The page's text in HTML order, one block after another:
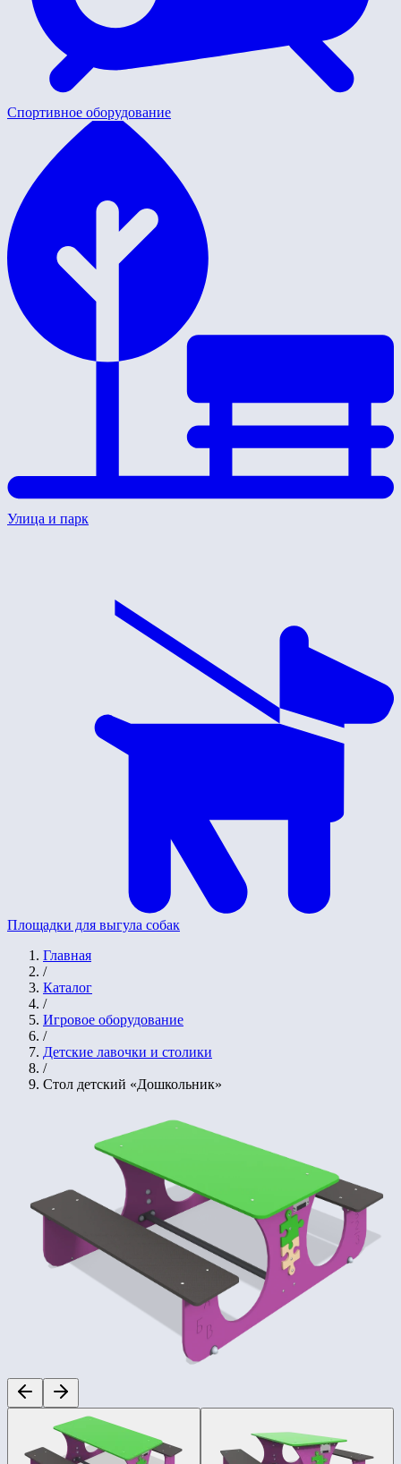
Спортивное оборудование
Улица и парк
Площадки для выгула собак
Главная
/
Каталог
/
Игровое оборудование
/
Детские лавочки и столики
/
Стол детский «Дошкольник»